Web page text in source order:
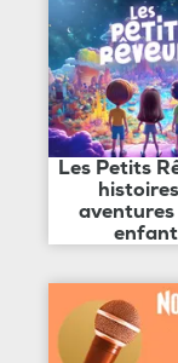
Les Petits